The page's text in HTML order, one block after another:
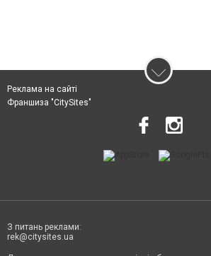
Реклама на сайті
Франшиза "CitySites"
З питань реклами:
rek@citysites.ua